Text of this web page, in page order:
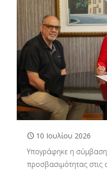
10 Ιουλίου 2026
Υπογράφηκε η σύμβαση
προσβασιμότητας στις